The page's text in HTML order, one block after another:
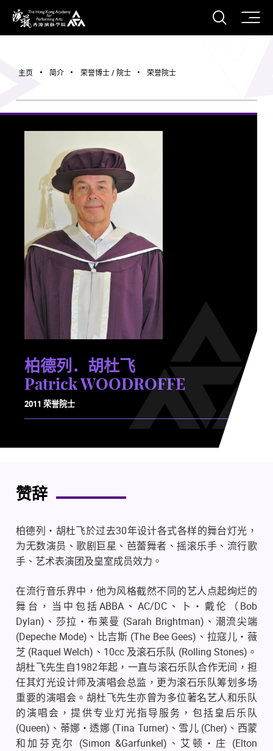
香港演艺学院
打开
主页 简介 荣誉博士 / 院士 荣誉院士
柏德列．胡杜飞
Patrick WOODROFFE
2011 荣誉院士
赞辞
柏德列・胡杜飞於过去30年设计各式各样的舞台灯光，
为无数演员、歌剧巨星、芭蕾舞者、摇滚乐手、流行歌
手、艺术表演团及皇室成员效力。
在流行音乐界中，他为风格截然不同的艺人点起绚烂的
舞台，当中包括 ABBA、 AC/DC、卜・戴伦（ Bob
Dylan) 、莎拉・布莱曼 (Sarah Brightman) 、潮流尖端
(Depeche Mode) 、比吉斯 (The Bee Gees) 、拉寇儿・薇
芝 (Raquel Welch) 、 10cc 及滚石乐队 (Rolling Stones) 。
胡杜飞先生自1982年起，一直与滚石乐队合作无间，担
任其灯光设计师及演唱会总监，更为滚石乐队筹划多场
重要的演唱会。胡杜飞先生亦曾为多位著名艺人和乐队
的演唱会，提供专业灯光指导服务，包括皇后乐队
(Queen) 、蒂娜・透娜 (Tina Turner) 、雪儿(Cher) 、西蒙
和加芬克尔
(Simon &Garfunkel) 、艾顿・庄
(Elton